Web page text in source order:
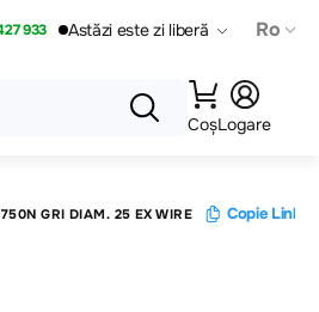
933 Astăzi este zi liberă Ro
CoșLogare
GRI DIAM. 25 EX WIRE Copie Link-ul